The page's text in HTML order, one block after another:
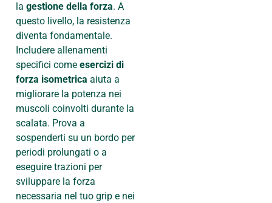
la gestione della forza. A
questo livello, la resistenza
diventa fondamentale.
Includere allenamenti
specifici come esercizi di
forza isometrica aiuta a
migliorare la potenza nei
muscoli coinvolti durante la
scalata. Prova a
sospenderti su un bordo per
periodi prolungati o a
eseguire trazioni per
sviluppare la forza
necessaria nel tuo grip e nei